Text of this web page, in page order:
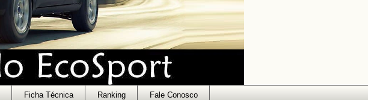
Ficha Técnica Ranking Fale Conosco